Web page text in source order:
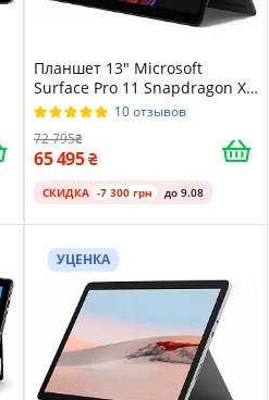
Планшет 13" Microsoft
Surface Pro 11 Snapdragon X
Elite 16/1TB Windows 11
10 отзывов
72 795
65 495
СКИДКА -7 300 грн до 9.08
УЦЕНКА